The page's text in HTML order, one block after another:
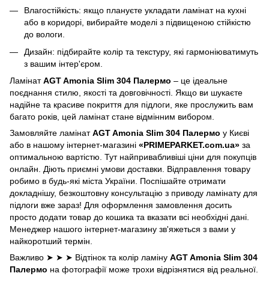
Влагостійкість: якщо плануєте укладати ламінат на кухні
або в коридорі, вибирайте моделі з підвищеною стійкістю
до вологи.
Дизайн: підбирайте колір та текстуру, які гармоніюватимуть
з вашим інтер'єром.
ЛамінатAGT Amonia Slim 304 Палермо – це ідеальне
поєднання стилю, якості та довговічності. Якщо ви шукаєте
надійне та красиве покриття для підлоги, яке прослужить вам
багато років, цей ламінат стане відмінним вибором.
Замовляйте ламінатAGT Amonia Slim 304 Палермо у Києві
або в нашому інтернет-магазині «PRIMEPARKET.com.ua» за
оптимальною вартістю. Тут найпривабливіші ціни для покупців
онлайн. Діють приємні умови доставки. Відправлення товару
робимо в будь-які міста України. Поспішайте отримати
докладнішу, безкоштовну консультацію з приводу ламінату для
підлоги вже зараз! Для оформлення замовлення досить
просто додати товар до кошика та вказати всі необхідні дані.
Менеджер нашого інтернет-магазину зв'яжеться з вами у
найкоротший термін.
Важливо ➤ ➤ ➤ Відтінок та колір ламіну AGT Amonia Slim 304
Палермо на фотографії може трохи відрізнятися від реальної.